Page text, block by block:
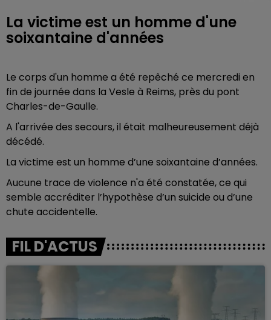
La victime est un homme d'une
soixantaine d'années
Le corps d'un homme a été repêché ce mercredi en
fin de journée dans la Vesle à Reims, près du pont
Charles-de-Gaulle.
A l'arrivée des secours, il était malheureusement déjà
décédé.
La victime est un homme d’une soixantaine d’années.
Aucune trace de violence n'a été constatée, ce qui
semble accréditer l’hypothèse d’un suicide ou d’une
chute accidentelle.
FIL D'ACTUS